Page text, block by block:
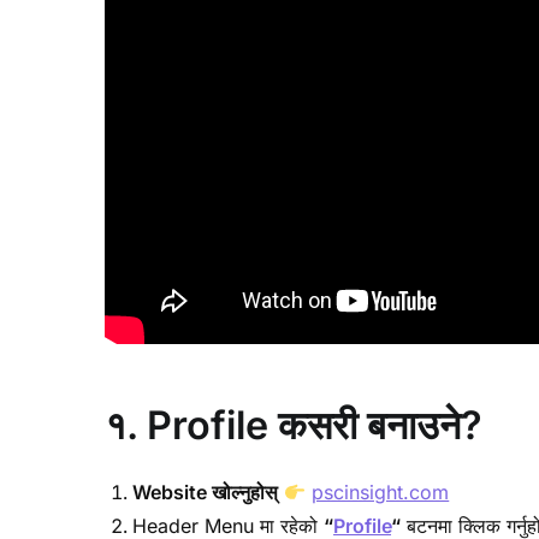
१. Profile कसरी बनाउने?
Website खोल्नुहोस्
pscinsight.com
Header Menu मा रहेको “Profile“ बटनमा क्लिक